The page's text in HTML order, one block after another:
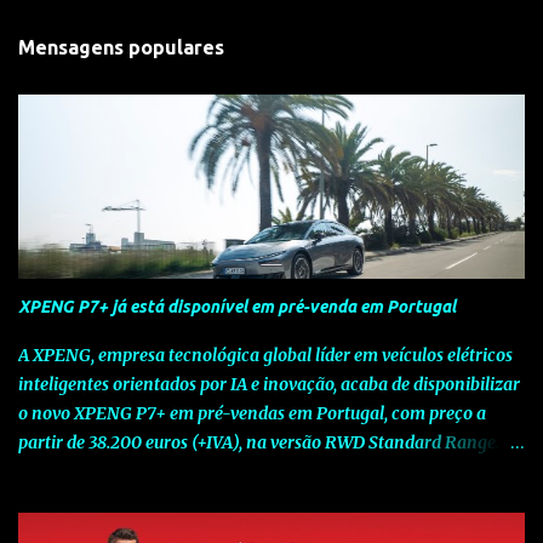
Mensagens populares
XPENG P7+ já está disponível em pré-venda em Portugal
A XPENG, empresa tecnológica global líder em veículos elétricos
inteligentes orientados por IA e inovação, acaba de disponibilizar
o novo XPENG P7+ em pré-vendas em Portugal, com preço a
partir de 38.200 euros (+IVA), na versão RWD Standard Range.
num momento decisivo, em que a indústria automóvel evolui da